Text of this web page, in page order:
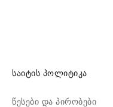
საიტის პოლიტიკა
წესები და პირობები